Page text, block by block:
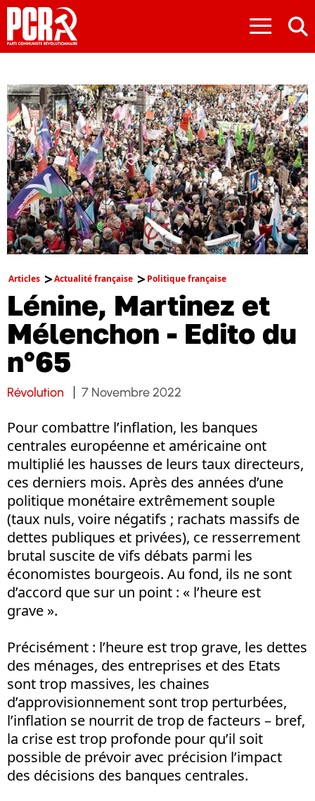
≡
Articles Actualité française Politique française
Lénine, Martinez et
Mélenchon - Edito du
n°65
Révolution 7 Novembre 2022
Pour combattre l’inflation, les banques
centrales européenne et américaine ont
multiplié les hausses de leurs taux directeurs,
ces derniers mois. Après des années d’une
politique monétaire extrêmement souple
(taux nuls, voire négatifs ; rachats massifs de
dettes publiques et privées), ce resserrement
brutal suscite de vifs débats parmi les
économistes bourgeois. Au fond, ils ne sont
d’accord que sur un point : « l’heure est
grave ».
Précisément : l’heure est trop grave, les dettes
des ménages, des entreprises et des Etats
sont trop massives, les chaines
d’approvisionnement sont trop perturbées,
l’inflation se nourrit de trop de facteurs – bref,
la crise est trop profonde pour qu’il soit
possible de prévoir avec précision l’impact
des décisions des banques centrales.